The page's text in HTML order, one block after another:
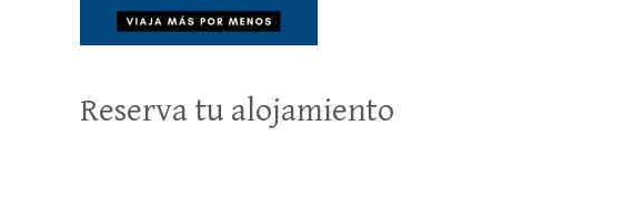
Reserva tu alojamiento